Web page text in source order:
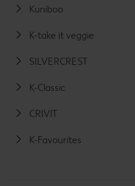
Kuniboo
K-take it veggie
SILVERCREST
K-Classic
CRIVIT
K-Favourites